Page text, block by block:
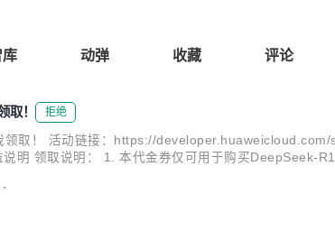
库 动弹 收藏 评论
取！ 拒绝
领取！ 活动链接：https://
明 领取说明： 1. 本代金券仅可用于购买DeepSeek-